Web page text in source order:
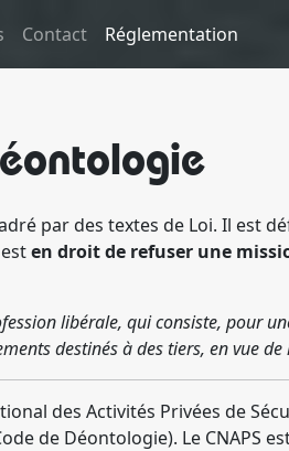
Contact Réglementation
par des textes de Loi. Il est
en droit de refuser une
libérale, qui consiste, pour
destinés à des tiers, en vue
des Activités Privées de
de Déontologie). Le CNAPS